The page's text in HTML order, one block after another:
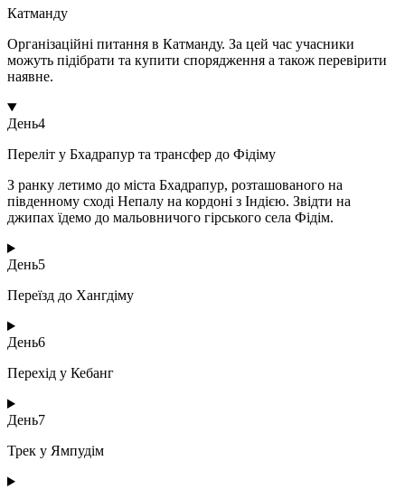
Катманду
Організаційні питання в Катманду. За цей час учасники
можуть підібрати та купити спорядження а також перевірити
наявне.
День4
Переліт у Бхадрапур та трансфер до Фідіму
З ранку летимо до міста Бхадрапур, розташованого на
південному сході Непалу на кордоні з Індією. Звідти на
джипах їдемо до мальовничого гірського села Фідім.
День5
Переїзд до Хангдіму
День6
Перехід у Кебанг
День7
Трек у Ямпудім